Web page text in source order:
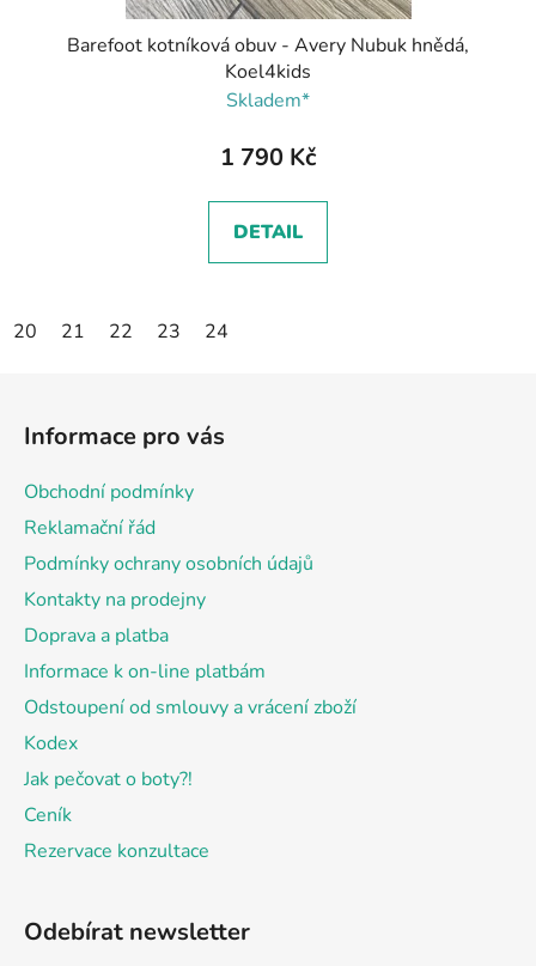
Barefoot kotníková obuv - Avery Nubuk hnědá,
Koel4kids
Skladem*
1 790 Kč
DETAIL
20 21 22 23 24
Informace pro vás
Obchodní podmínky
Reklamační řád
Podmínky ochrany osobních údajů
Kontakty na prodejny
Doprava a platba
Informace k on-line platbám
Odstoupení od smlouvy a vrácení zboží
Kodex
Jak pečovat o boty?!
Ceník
Rezervace konzultace
Odebírat newsletter